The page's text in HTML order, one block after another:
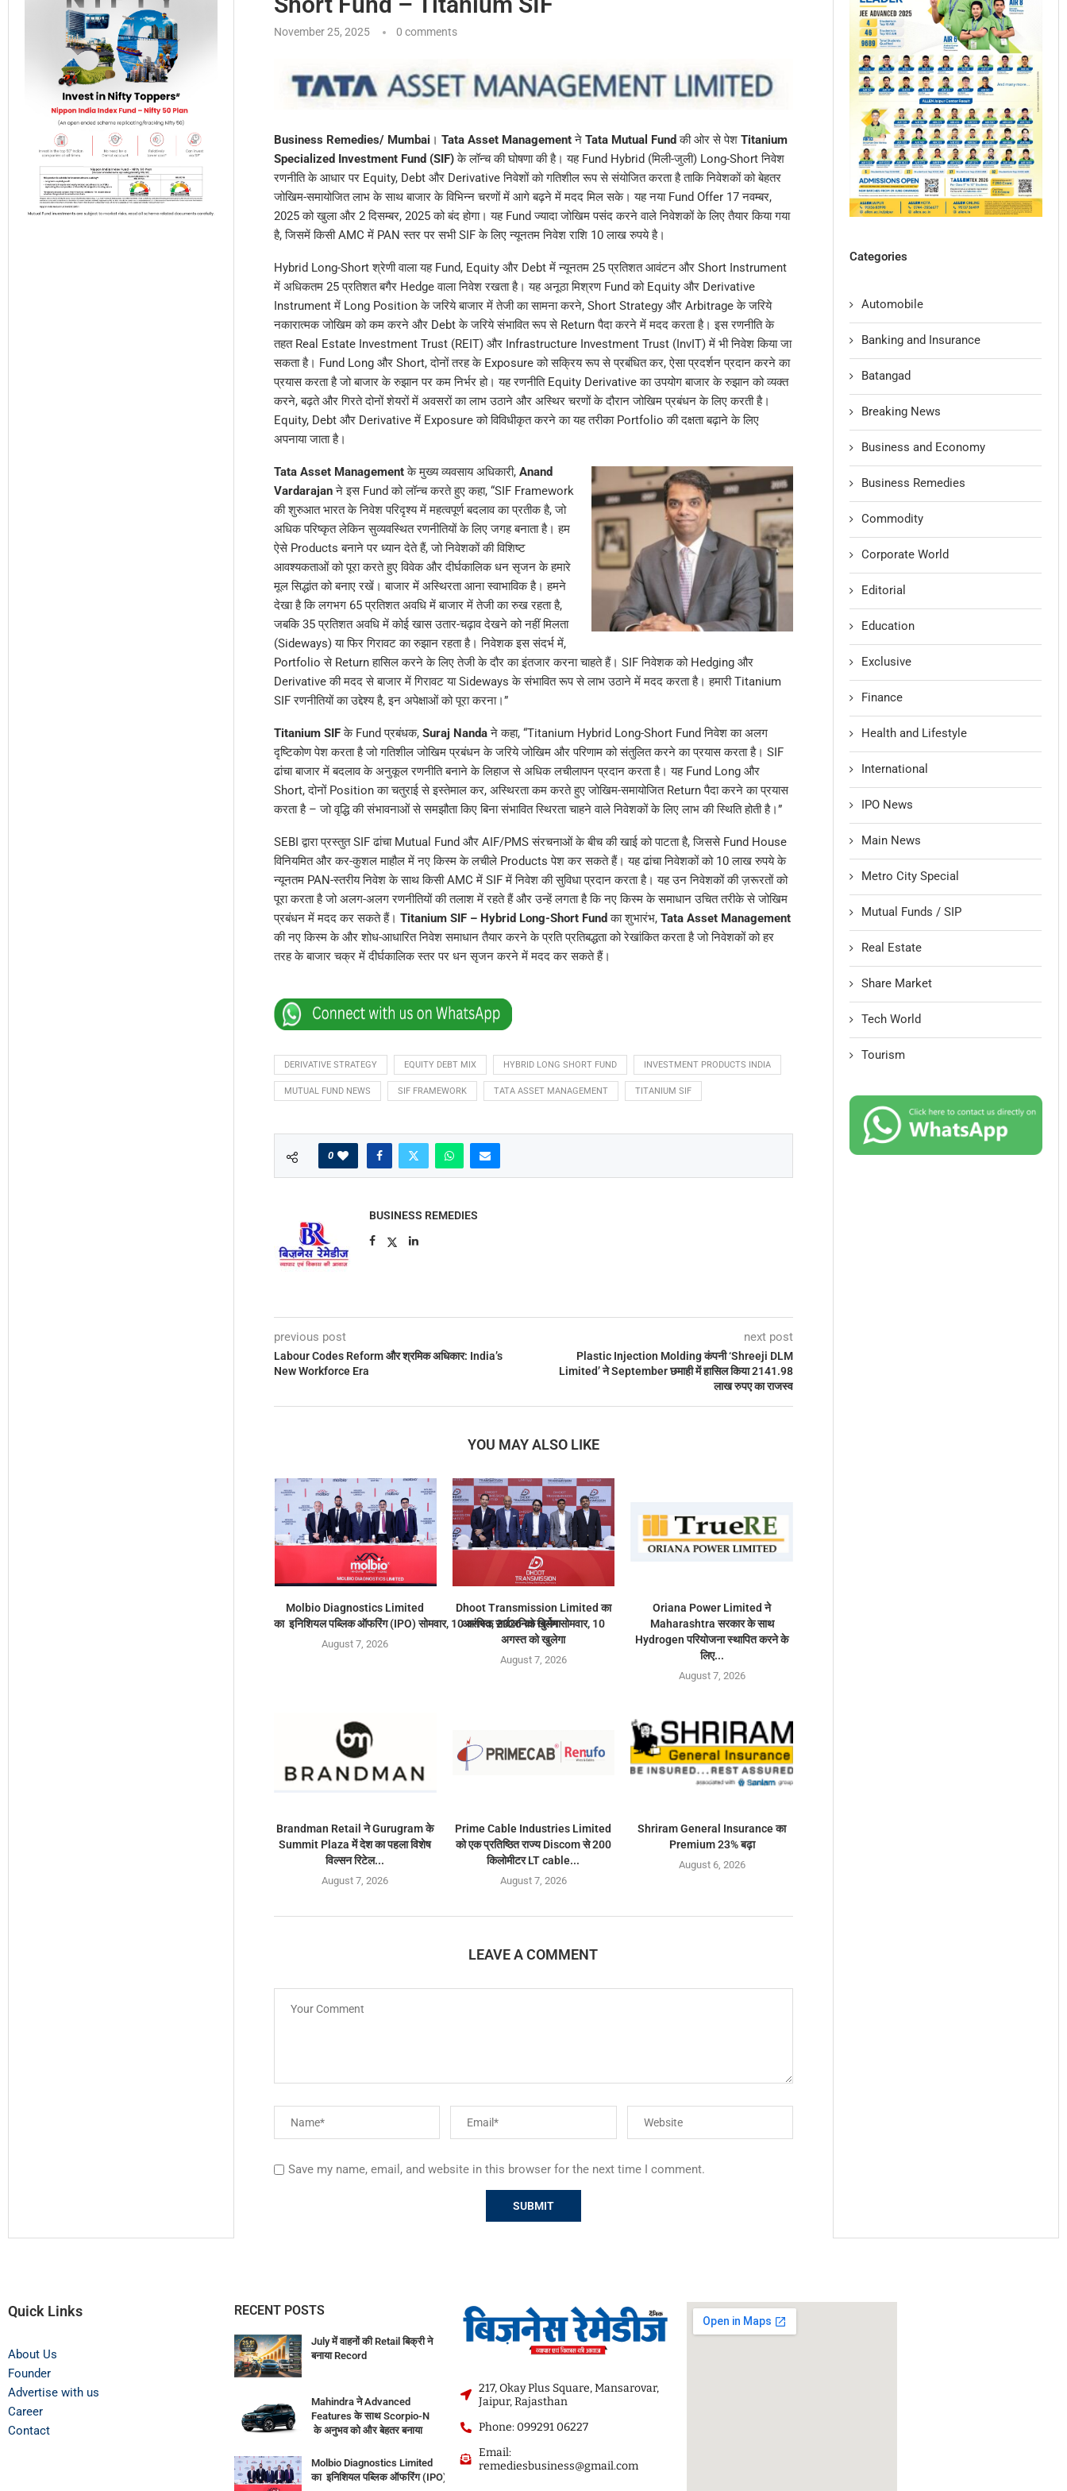
November 25, 2025 0 comments
Business Remedies/ Mumbai । Tata Asset Managementने Tata Mutual Fund की ओर से पेश Titanium
Specialized Investment Fund (SIF)के लॉन्च की घोषणा की है। यह Fund Hybrid (मिली-जुली) Long-Short निवेश
रणनीति के आधार पर Equity, Debt और Derivative निवेशों को गतिशील रूप से संयोजित करता है ताकि निवेशकों को बेहतर
जोखिम-समायोजित लाभ के साथ बाजार के विभिन्न चरणों में आगे बढ़ने में मदद मिल सके। यह नया Fund Offer 17 नवम्बर,
2025 को खुला और 2 दिसम्बर, 2025 को बंद होगा। यह Fund ज्यादा जोखिम पसंद करने वाले निवेशकों के लिए तैयार किया गया
है, जिसमें किसी AMC में PAN स्तर पर सभी SIF के लिए न्यूनतम निवेश राशि 10 लाख रुपये है।
Hybrid Long-Short श्रेणी वाला यह Fund, Equity और Debt में न्यूनतम 25 प्रतिशत आवंटन और Short Instrument
में अधिकतम 25 प्रतिशत बगैर Hedge वाला निवेश रखता है। यह अनूठा मिश्रण Fund को Equity और Derivative
Instrument में Long Position के जरिये बाजार में तेजी का सामना करने, Short Strategy और Arbitrage के जरिये
नकारात्मक जोखिम को कम करने और Debt के जरिये संभावित रूप से Return पैदा करने में मदद करता है। इस रणनीति के
तहत Real Estate Investment Trust (REIT) और Infrastructure Investment Trust (InvIT) में भी निवेश किया जा
सकता है। Fund Long और Short, दोनों तरह के Exposure को सक्रिय रूप से प्रबंधित कर, ऐसा प्रदर्शन प्रदान करने का
प्रयास करता है जो बाजार के रुझान पर कम निर्भर हो। यह रणनीति Equity Derivative का उपयोग बाजार के रुझान को व्यक्त
करने, बढ़ते और गिरते दोनों शेयरों में अवसरों का लाभ उठाने और अस्थिर चरणों के दौरान जोखिम प्रबंधन के लिए करती है।
Equity, Debt और Derivative में Exposure को विविधीकृत करने का यह तरीका Portfolio की दक्षता बढ़ाने के लिए
अपनाया जाता है।
Tata Asset Managementके मुख्य व्यवसाय अधिकारी, Anand
Vardarajanने इस Fund को लॉन्च करते हुए कहा, “SIF Framework
की शुरुआत भारत के निवेश परिदृश्य में महत्वपूर्ण बदलाव का प्रतीक है, जो
अधिक परिष्कृत लेकिन सुव्यवस्थित रणनीतियों के लिए जगह बनाता है। हम
ऐसे Products बनाने पर ध्यान देते हैं, जो निवेशकों की विशिष्ट
आवश्यकताओं को पूरा करते हुए विवेक और दीर्घकालिक धन सृजन के हमारे
मूल सिद्धांत को बनाए रखें। बाजार में अस्थिरता आना स्वाभाविक है। हमने
देखा है कि लगभग 65 प्रतिशत अवधि में बाजार में तेजी का रुख रहता है,
जबकि 35 प्रतिशत अवधि में कोई खास उतार-चढ़ाव देखने को नहीं मिलता
(Sideways) या फिर गिरावट का रुझान रहता है। निवेशक इस संदर्भ में,
Portfolio से Return हासिल करने के लिए तेजी के दौर का इंतजार करना चाहते हैं। SIF निवेशक को Hedging और
Derivative की मदद से बाजार में गिरावट या Sideways के संभावित रूप से लाभ उठाने में मदद करता है। हमारी Titanium
SIF रणनीतियों का उद्देश्य है, इन अपेक्षाओं को पूरा करना।”
Titanium SIFके Fund प्रबंधक, Suraj Nandaने कहा, “Titanium Hybrid Long-Short Fund निवेश का अलग
दृष्टिकोण पेश करता है जो गतिशील जोखिम प्रबंधन के जरिये जोखिम और परिणाम को संतुलित करने का प्रयास करता है। SIF
ढांचा बाजार में बदलाव के अनुकूल रणनीति बनाने के लिहाज से अधिक लचीलापन प्रदान करता है। यह Fund Long और
Short, दोनों Position का चतुराई से इस्तेमाल कर, अस्थिरता कम करते हुए जोखिम-समायोजित Return पैदा करने का प्रयास
करता है – जो वृद्धि की संभावनाओं से समझौता किए बिना संभावित स्थिरता चाहने वाले निवेशकों के लिए लाभ की स्थिति होती है।”
SEBI द्वारा प्रस्तुत SIF ढांचा Mutual Fund और AIF/PMS संरचनाओं के बीच की खाई को पाटता है, जिससे Fund House
विनियमित और कर-कुशल माहौल में नए किस्म के लचीले Products पेश कर सकते हैं। यह ढांचा निवेशकों को 10 लाख रुपये के
न्यूनतम PAN-स्तरीय निवेश के साथ किसी AMC में SIF में निवेश की सुविधा प्रदान करता है। यह उन निवेशकों की ज़रूरतों को
पूरा करता है जो अलग-अलग रणनीतियों की तलाश में रहते हैं और उन्हें लगता है कि नए किस्म के समाधान उचित तरीके से जोखिम
प्रबंधन में मदद कर सकते हैं। Titanium SIF – Hybrid Long-Short Fund का शुभारंभ, Tata Asset Management
की नए किस्म के और शोध-आधारित निवेश समाधान तैयार करने के प्रति प्रतिबद्धता को रेखांकित करता है जो निवेशकों को हर
तरह के बाजार चक्र में दीर्घकालिक स्तर पर धन सृजन करने में मदद कर सकते हैं।
DERIVATIVE STRATEGY EQUITY DEBT MIX HYBRID LONG SHORT FUND INVESTMENT PRODUCTS INDIA
MUTUAL FUND NEWS SIF FRAMEWORK TATA ASSET MANAGEMENT TITANIUM SIF
0
BUSINESS REMEDIES
previous post
Labour Codes Reform और श्रमिक अधिकार: India’s
New Workforce Era
next post
Plastic Injection Molding कंपनी ‘Shreeji DLM
Limited’ ने September छमाही में हासिल किया 2141.98
लाख रुपए का राजस्व
YOU MAY ALSO LIKE
Molbio Diagnostics Limited
का इनिशियल पब्लिक ऑफरिंग (IPO) सोमवार, 10 अगस्त, 2026 को खुलेगा
August 7, 2026
Dhoot Transmission Limited का
आरंभिक सार्वजनिक निर्गम सोमवार, 10
अगस्त को खुलेगा
August 7, 2026
Oriana Power Limited ने
Maharashtra सरकार के साथ
Hydrogen परियोजना स्थापित करने के
लिए...
August 7, 2026
Brandman Retail ने Gurugram के
Summit Plaza में देश का पहला विशेष
विल्सन रिटेल...
August 7, 2026
Prime Cable Industries Limited
को एक प्रतिष्ठित राज्य Discom से 200
किलोमीटर LT cable...
August 7, 2026
Shriram General Insurance का
Premium 23% बढ़ा
August 6, 2026
LEAVE A COMMENT
Save my name, email, and website in this browser for the next time I comment.
Categories
Automobile
Banking and Insurance
Batangad
Breaking News
Business and Economy
Business Remedies
Commodity
Corporate World
Editorial
Education
Exclusive
Finance
Health and Lifestyle
International
IPO News
Main News
Metro City Special
Mutual Funds / SIP
Real Estate
Share Market
Tech World
Tourism
Quick Links
About Us
Founder
Advertise with us
Career
Contact
RECENT POSTS
July में वाहनों की Retail बिक्री ने
बनाया Record
Mahindra ने Advanced
Features के साथ Scorpio-N
के अनुभव को और बेहतर बनाया
Molbio Diagnostics Limited
का इनिशियल पब्लिक ऑफरिंग (IPO) सोमवार, 10 अगस्त, 2026 को खुलेगा
217, Okay Plus Square, Mansarovar,
Jaipur, Rajasthan
Phone: 099291 06227
Email:
remediesbusiness@gmail.com